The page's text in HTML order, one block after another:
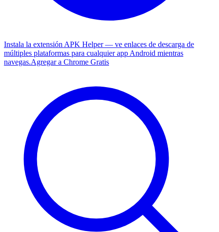
Instala la extensión APK Helper — ve enlaces de descarga de
múltiples plataformas para cualquier app Android mientras
navegas.Agregar a Chrome Gratis